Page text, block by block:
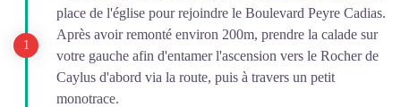
place de l'église pour rejoindre le Boulevard Peyre Cadias.
Après avoir remonté environ 200m, prendre la calade sur
votre gauche afin d'entamer l'ascension vers le Rocher de
Caylus d'abord via la route, puis à travers un petit
monotrace.